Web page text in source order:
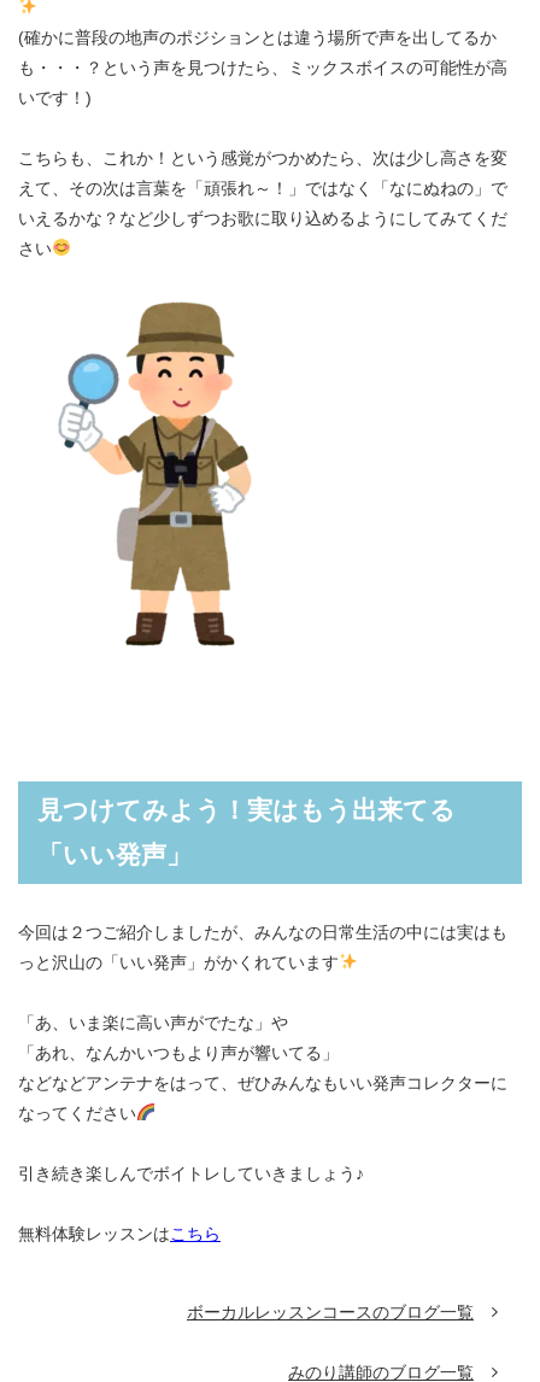
(確かに普段の地声のポジションとは違う場所で声を出してるか
も・・・？という声を見つけたら、ミックスボイスの可能性が高
いです！)
こちらも、これか！という感覚がつかめたら、次は少し高さを変
えて、その次は言葉を「頑張れ～！」ではなく「なにぬねの」で
いえるかな？など少しずつお歌に取り込めるようにしてみてくだ
さい
見つけてみよう！実はもう出来てる
「いい発声」
今回は２つご紹介しましたが、みんなの日常生活の中には実はも
っと沢山の「いい発声」がかくれています
「あ、いま楽に高い声がでたな」や
「あれ、なんかいつもより声が響いてる」
などなどアンテナをはって、ぜひみんなもいい発声コレクターに
なってください
引き続き楽しんでボイトレしていきましょう♪
無料体験レッスンはこちら
ボーカルレッスンコースのブログ一覧
みのり講師のブログ一覧